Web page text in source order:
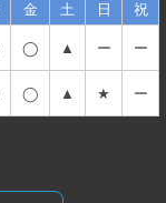
金 土 日
祝
◯ ▲ ー ー
◯ ▲ ★ ー